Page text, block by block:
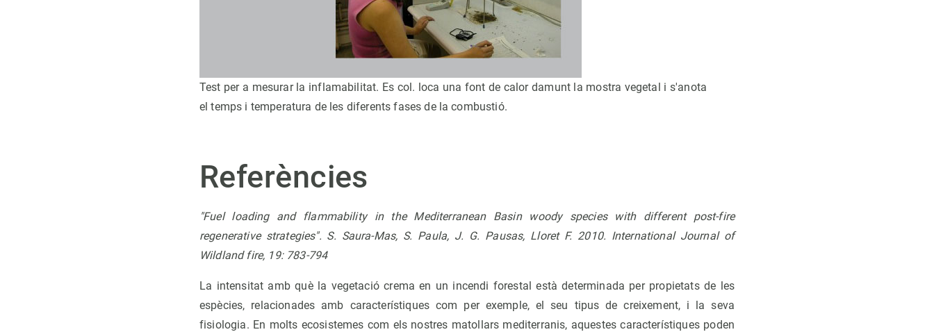
Test per a mesurar la inflamabilitat. Es col. loca una font de calor damunt la mostra vegetal i s'anota
el temps i temperatura de les diferents fases de la combustió.
Referències
"Fuel loading and flammability in the Mediterranean Basin woody species with different post-fire
regenerative strategies". S. Saura-Mas, S. Paula, J. G. Pausas, Lloret F. 2010. International Journal of
Wildland fire, 19: 783-794
La intensitat amb què la vegetació crema en un incendi forestal està determinada per propietats de les
espècies, relacionades amb característiques com per exemple, el seu tipus de creixement, i la seva
fisiologia. En molts ecosistemes com els nostres matollars mediterranis, aquestes característiques poden